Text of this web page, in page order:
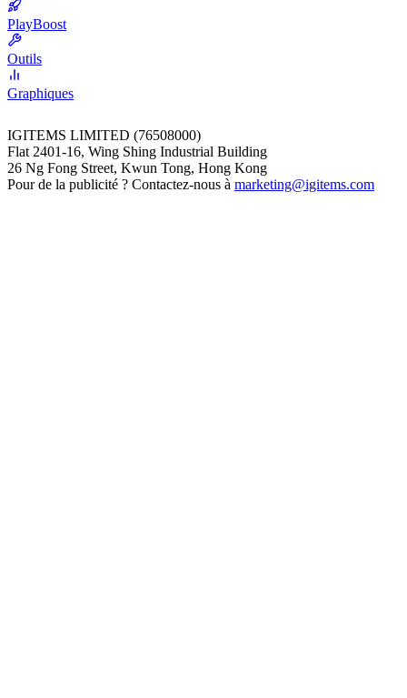
PlayBoost
Outils
Graphiques
IGITEMS LIMITED (76508000)
Flat 2401-16, Wing Shing Industrial Building
26 Ng Fong Street, Kwun Tong, Hong Kong
Pour de la publicité ? Contactez-nous à marketing@igitems.com